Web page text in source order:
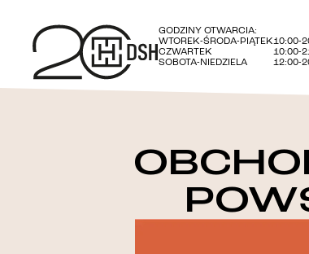
GODZINY OTWARCIA:
WTOREK-ŚRODA-PIĄTEK10:00-
CZWARTEK
10:00-
SOBOTA-NIEDZIELA
12:00-